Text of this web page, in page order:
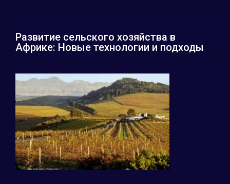
Развитие сельского хозяйства в
Африке: Новые технологии и подходы